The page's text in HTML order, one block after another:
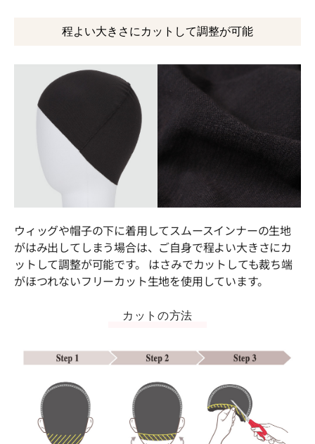
程よい大きさにカットして調整が可能
ウィッグや帽子の下に着用してスムースインナーの生地
がはみ出してしまう場合は、ご自身で程よい大きさにカ
ットして調整が可能です。 はさみでカットしても裁ち端
がほつれないフリーカット生地を使用しています。
カットの方法